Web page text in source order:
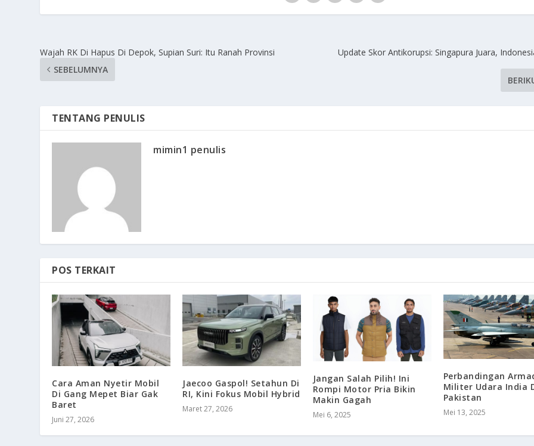
Wajah RK Di Hapus Di Depok, Supian Suri: Itu Ranah Provinsi
SEBELUMNYA
Update Skor Antikorupsi: Singapura Juara,
TENTANG PENULIS
mimin1 penulis
POS TERKAIT
Cara Aman Nyetir Mobil
Di Gang Mepet Biar Gak
Baret
Juni 27, 2026
Jaecoo Gaspol! Setahun Di
RI, Kini Fokus Mobil Hybrid
Maret 27, 2026
Jangan Salah Pilih! Ini
Rompi Motor Pria Bikin
Makin Gagah
Mei 6, 2025
Perbandingan
Militer Udara India
Pakistan
Mei 13, 2025